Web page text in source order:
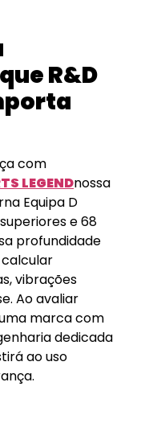
R&D
com
LEGENDnossa
Equipa D
e 68
profundidade
vibrações
Ao avaliar
marca com
dedicada
ao uso